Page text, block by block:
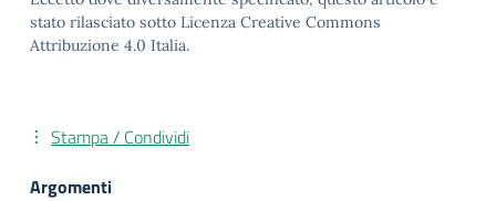
stato rilasciato sotto Licenza Creative Commons
Attribuzione 4.0 Italia.
Stampa / Condividi
Argomenti